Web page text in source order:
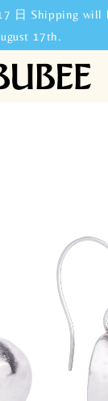
日 Shipping will
17th.